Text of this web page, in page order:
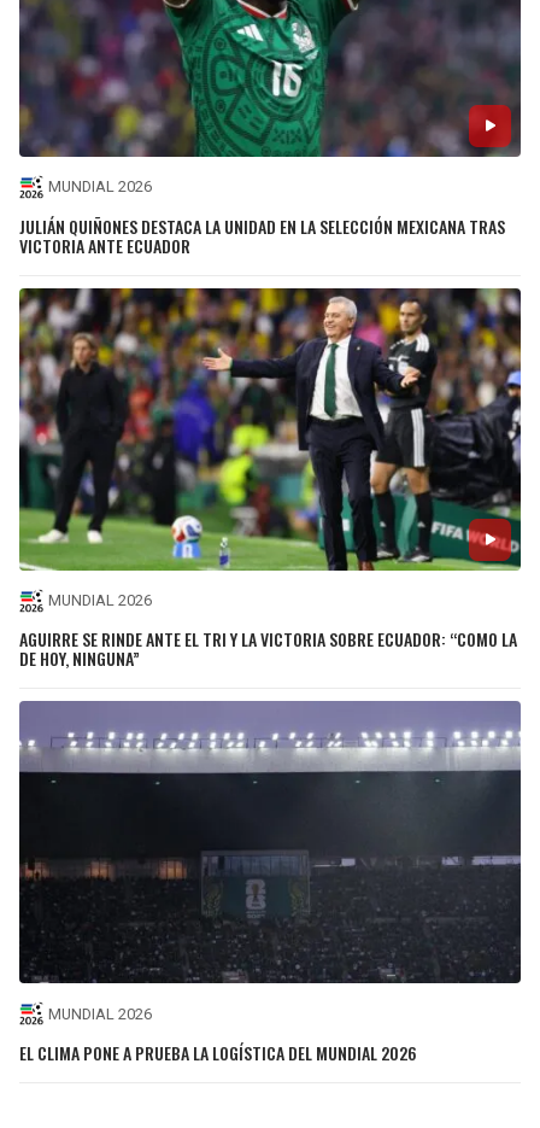
MUNDIAL 2026
JULIÁN QUIÑONES DESTACA LA UNIDAD EN LA SELECCIÓN MEXICANA TRAS
VICTORIA ANTE ECUADOR
MUNDIAL 2026
AGUIRRE SE RINDE ANTE EL TRI Y LA VICTORIA SOBRE ECUADOR: “COMO LA
DE HOY, NINGUNA”
MUNDIAL 2026
EL CLIMA PONE A PRUEBA LA LOGÍSTICA DEL MUNDIAL 2026